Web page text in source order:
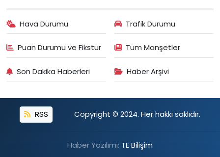
Hava Durumu Trafik Durumu
Puan Durumu ve Fikstür Tüm Manşetler
Son Dakika Haberleri Haber Arşivi
RSS Copyright © 2024. Her hakkı saklıdır.
Haber Yazılımı: TE Bilişim